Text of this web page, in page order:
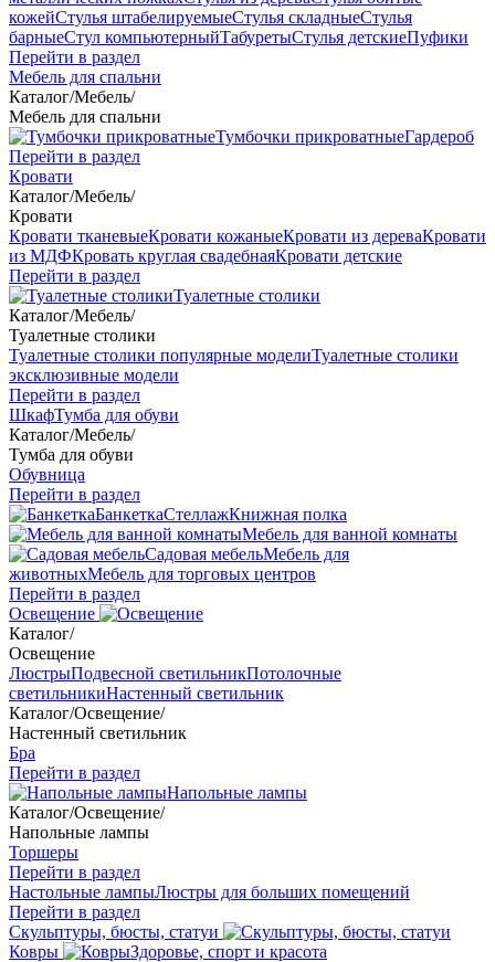
кожейСтулья штабелируемыеСтулья складныеСтулья
барныеСтул компьютерныйТабуретыСтулья детскиеПуфики
Перейти в раздел
Мебель для спальни
Каталог/Мебель/
Мебель для спальни
Тумбочки прикроватныеГардероб
Перейти в раздел
Кровати
Каталог/Мебель/
Кровати
Кровати тканевыеКровати кожаныеКровати из дереваКровати
из МДФКровать круглая свадебнаяКровати детские
Перейти в раздел
Туалетные столики
Каталог/Мебель/
Туалетные столики
Туалетные столики популярные моделиТуалетные столики
эксклюзивные модели
Перейти в раздел
ШкафТумба для обуви
Каталог/Мебель/
Тумба для обуви
Обувница
Перейти в раздел
БанкеткаСтеллажКнижная полка
Мебель для ванной комнаты
Садовая мебельМебель для
животныхМебель для торговых центров
Перейти в раздел
Освещение
Каталог/
Освещение
ЛюстрыПодвесной светильникПотолочные
светильникиНастенный светильник
Каталог/Освещение/
Настенный светильник
Бра
Перейти в раздел
Напольные лампы
Каталог/Освещение/
Напольные лампы
Торшеры
Перейти в раздел
Настольные лампыЛюстры для больших помещений
Перейти в раздел
Скульптуры, бюсты, статуи
Ковры
Здоровье, спорт и красота